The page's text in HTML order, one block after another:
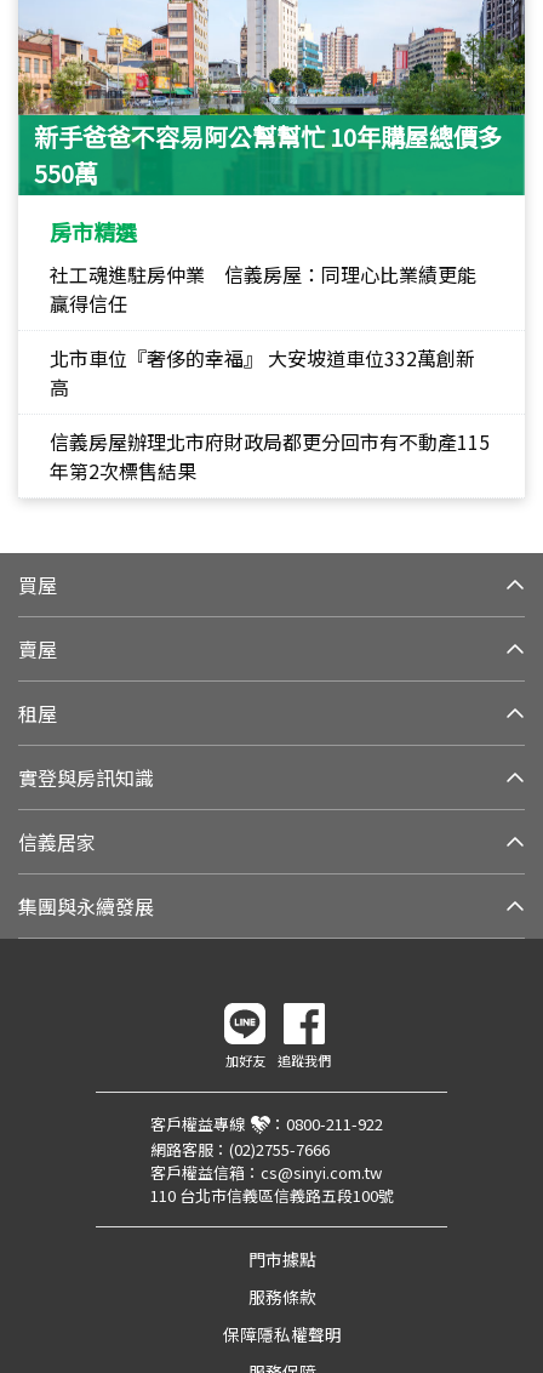
新手爸爸不容易阿公幫幫忙 10年購屋總價多
550萬
房市精選
社工魂進駐房仲業 信義房屋：同理心比業績更能
贏得信任
北市車位『奢侈的幸福』 大安坡道車位332萬創新
高
信義房屋辦理北市府財政局都更分回市有不動產115
年第2次標售結果
買屋
賣屋
租屋
實登與房訊知識
信義居家
集團與永續發展
加好友 追蹤我們
客戶權益專線 ： 0800-211-922
網路客服： (02)2755-7666
客戶權益信箱： cs@sinyi.com.tw
110 台北市信義區信義路五段100號
門市據點
服務條款
保障隱私權聲明